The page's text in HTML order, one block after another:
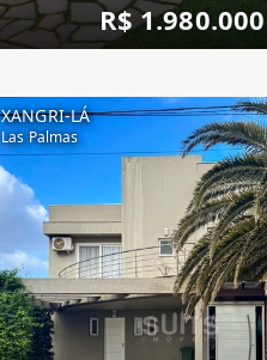
R$ 1.980.000
XANGRI-LÁ
Las Palmas